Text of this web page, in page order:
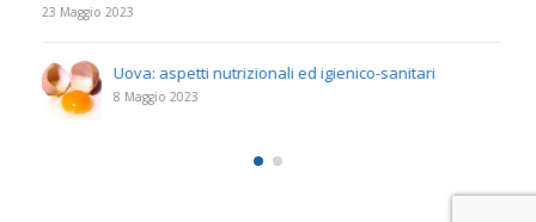
23 Maggio 2023
Uova: aspetti nutrizionali ed igienico-sanitari
8 Maggio 2023